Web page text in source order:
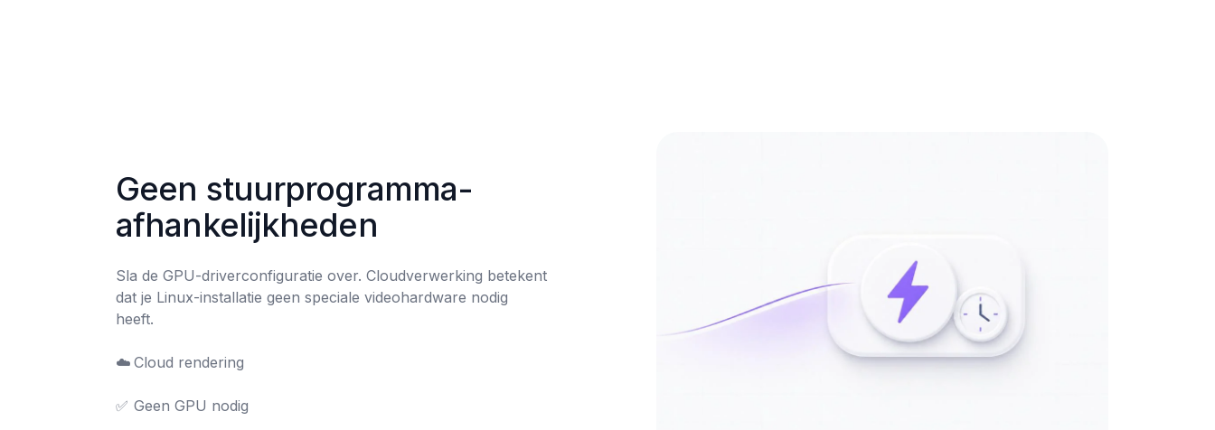
Geen stuurprogramma-
afhankelijkheden
Sla de GPU-driverconfiguratie over. Cloudverwerking betekent
dat je Linux-installatie geen speciale videohardware nodig
heeft.
☁️	Cloud rendering
✅	Geen GPU nodig